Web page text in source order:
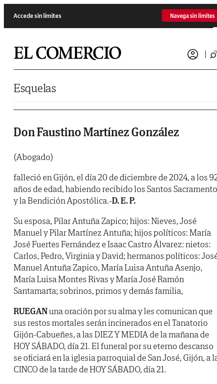
Accede sin límites Navega sin límites
Esquelas
Don Faustino Martínez González
(Abogado)
falleció en Gijón, el día 20 de diciembre de 2024, a los
años de edad, habiendo recibido los Santos
y la Bendición Apostólica.-D. E. P.
Su esposa, Pilar Antuña Zapico; hijos: Nieves, José
Manuel y Pilar Martínez Antuña; hijos políticos: María
José Fuertes Fernández e Isaac Castro Álvarez: nietos:
Carlos, Pedro, Virginia y David; hermanos políticos:
Manuel Antuña Zapico, María Luisa Antuña Asenjo,
María Luisa Montes Rivas y María José Ramón
Santamarta; sobrinos, primos y demás familia,
RUEGANuna oración por su alma y les comunican que
sus restos mortales serán incinerados en el Tanatorio
Gijón-Cabueñes, a las DIEZ Y MEDIA de la mañana de
HOY SÁBADO, día 21. El funeral por su eterno descanso
se oficiará en la iglesia parroquial de San José, Gijón, a
CINCO de la tarde de HOY SÁBADO, día 21.